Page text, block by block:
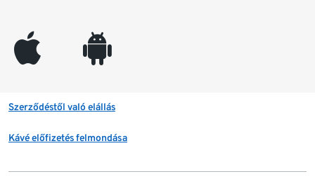
appleinc android
Szerződéstől való elállás
Kávé előfizetés felmondása